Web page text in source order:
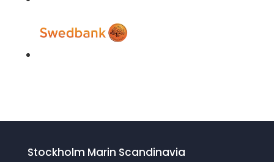
Stockholm Marin Scandinavia